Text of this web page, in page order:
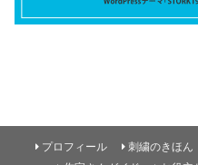
プロフィール 刺繍のきほん